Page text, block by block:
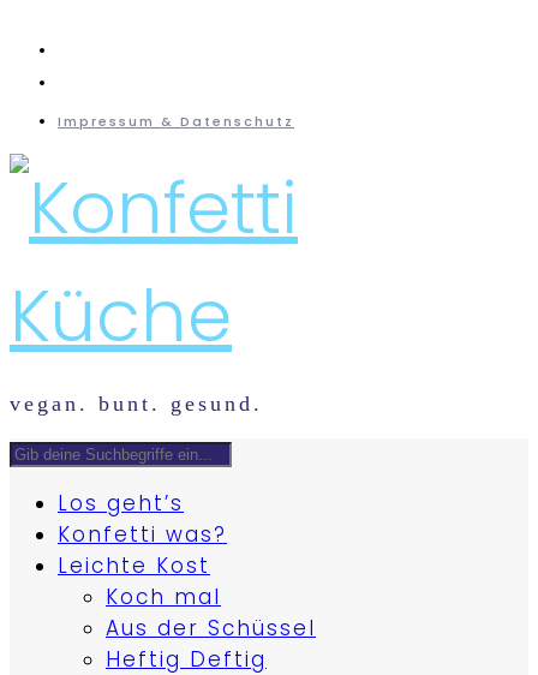
Impressum & Datenschutz
vegan. bunt. gesund.
Los geht’s
Konfetti was?
Leichte Kost
Koch mal
Aus der Schüssel
Heftig Deftig